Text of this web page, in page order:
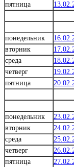
пятница
понедельник
вторник
среда
четверг
пятница
понедельник
вторник
среда
четверг
пятница